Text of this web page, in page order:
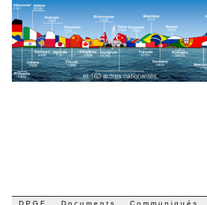
DPGE Documents Communiqués